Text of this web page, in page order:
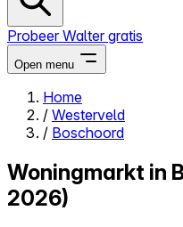
Probeer Walter gratis
Open menu
Close menu
Home
/ Westerveld
/ Boschoord
Woningmarkt in
2026)